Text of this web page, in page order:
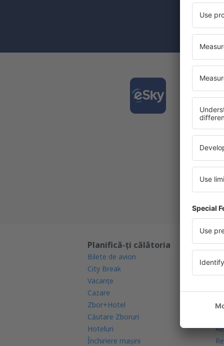
Prin
și
Toate
Planifică-ți călătoria
Bilete de avion
City Break
Vacanţe
Cazare
Zbor+Hotel
Căutare Zboruri
Hoteluri
Închiriere mașini